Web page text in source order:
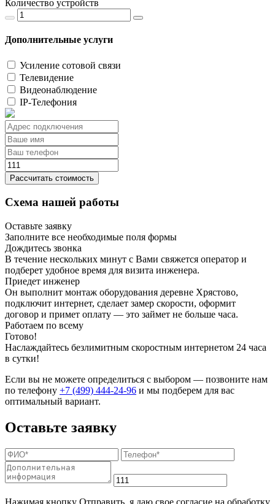
Количество устройств
Дополнительные услуги
Усиление сотовой связи
Телевидение
Видеонаблюдение
IP-Телефония
Рассчитать стоимость
Схема нашей работы
Оставьте заявку
Заполните все необходимые поля формы
Дождитесь звонка
В течение нескольких минут с Вами свяжется оператор и
подберет удобное время для визита инженера.
Приедет инженер
Он выполнит монтаж оборудования деревне Хрястово,
подключит интернет, сделает замер скорости, оформит
договор и примет оплату — это займет не больше часа.
Работаем по всему
Готово!
Наслаждайтесь безлимитным скоростным интернетом 24 часа
в сутки!
Если вы не можете определиться с выбором — позвоните нам
по телефону +7 (499) 444-24-96 и мы подберем для вас
оптимальный вариант.
Оставьте заявку
Нажимая кнопку Отправить, я даю свое согласие на обработку